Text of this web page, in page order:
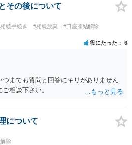
すめいたします。 なお、お父様の債務が
うリスクを考えますと、相続放棄の申述
相談等を利用して弁護士に相談するこ
す。また、ご記載いただいた事実関係
かたは既に相続放棄をされている可能
その後について
続手続き #相続放棄
#口座凍結解除
役にたった 6
までも質問と回答にキリがありません
相談下さい。
について
除